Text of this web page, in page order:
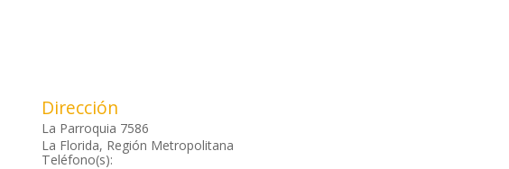
Dirección
La Parroquia 7586
La Florida, Región Metropolitana
Teléfono(s):